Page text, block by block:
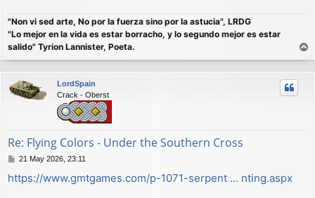
"Non vi sed arte, No por la fuerza sino por la astucia", LRDG
"Lo mejor en la vida es estar borracho, y lo segundo mejor es estar
salido" Tyrion Lannister, Poeta.
r
r
LordSpain
Crack - Oberst
Re: Flying Colors - Under the Southern Cross
M
n
21 May 2026, 23:11
https://www.gmtgames.com/p-1071-serpent ... nting.aspx